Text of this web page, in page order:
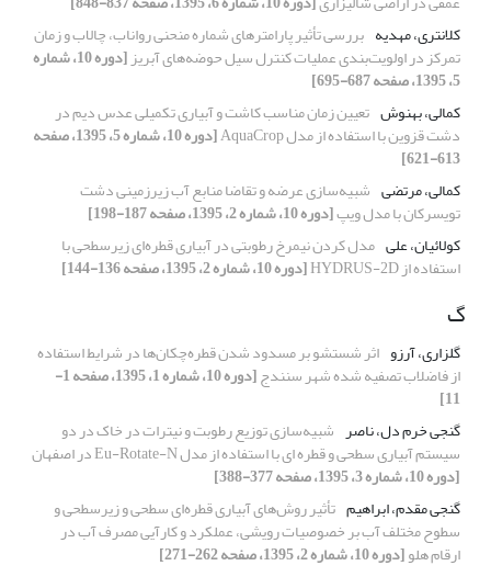
کلانتری، مهدیه بررسی تأثیر پارامترهای شماره منحنی رواناب، چالاب و زمان
تمرکز در اولویت‌‌بندی عملیات کنترل سیل حوضه‌‌های آبریز [دوره 10، شماره
5، 1395، صفحه 687-695]
کمالی، بهنوش تعیین زمان مناسب کاشت و آبیاری تکمیلی عدس دیم در
دشت قزوین با استفاده از مدل AquaCrop [دوره 10، شماره 5، 1395، صفحه
613-621]
کمالی، مرتضی شبیه‌سازی عرضه و تقاضا منابع آب زیرزمینی دشت
تویسرکان با مدل ویپ[دوره 10، شماره 2، 1395، صفحه 187-198]
کولائیان، علی مدل کردن نیمرخ رطوبتی در آبیاری قطره‌ای زیرسطحی با
استفاده از HYDRUS-2D [دوره 10، شماره 2، 1395، صفحه 136-144]
گ
گلزاری، آرزو اثر شستشو بر مسدود شدن قطره‌چکان‌ها ‌در شرایط استفاده
از فاضلاب تصفیه شده شهر سنندج [دوره 10، شماره 1، 1395، صفحه 1-
11]
گنجی خرم دل، ناصر شبیه‌سازی توزیع رطوبت و نیترات در خاک در دو
سیستم آبیاری سطحی و قطره ای با استفاده از مدل Eu-Rotate-N در اصفهان
[دوره 10، شماره 3، 1395، صفحه 377-388]
گنجی مقدم، ابراهیم تأثیر روش‌های آبیاری قطره‌ای سطحی و زیرسطحی و
سطوح مختلف آب بر خصوصیات رویشی، عملکرد و کارآیی مصرف آب در
ارقام هلو[دوره 10، شماره 2، 1395، صفحه 262-271]